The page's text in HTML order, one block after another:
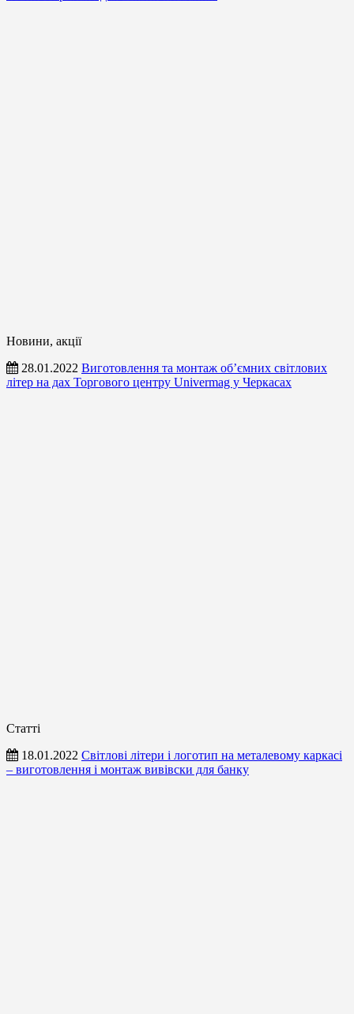
Новини, акції
28.01.2022 Виготовлення та монтаж об’ємних світлових
літер на дах Торгового центру Univermag у Черкасах
Статті
18.01.2022 Світлові літери і логотип на металевому каркасі
– виготовлення і монтаж вивівски для банку